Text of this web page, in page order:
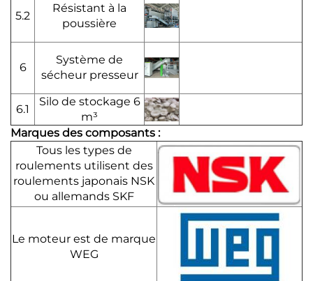
5.2
Résistant à la
poussière
6
Système de
sécheur presseur
6.1
Silo de stockage 6
m³
Marques des composants :
Tous les types de
roulements utilisent des
roulements japonais NSK
ou allemands SKF
Le moteur est de marque
WEG